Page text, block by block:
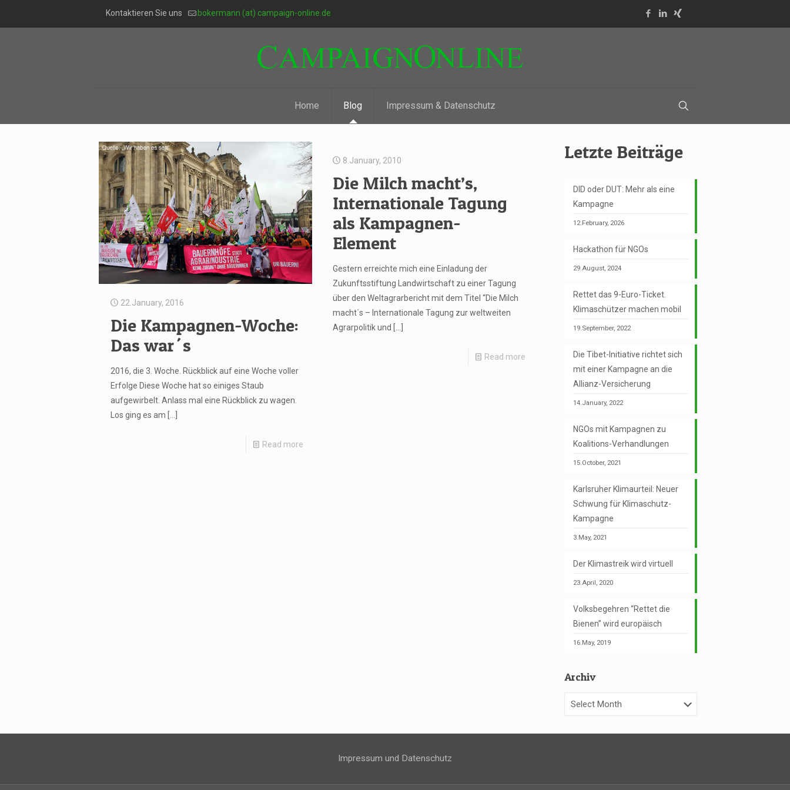
Kontaktieren Sie uns bokermann (at) campaign-online.de
Home Blog Impressum & Datenschutz
22.January, 2016
Die Kampagnen-Woche:
Das war´s
2016, die 3. Woche. Rückblick auf eine Woche voller
Erfolge Diese Woche hat so einiges Staub
aufgewirbelt. Anlass mal eine Rückblick zu wagen.
Los ging es am
Read more
8.January, 2010
Die Milch macht’s,
Internationale Tagung
als Kampagnen-
Element
Gestern erreichte mich eine Einladung der
Zukunftsstiftung Landwirtschaft zu einer Tagung
über den Weltagrarbericht mit dem Titel “Die Milch
macht´s – Internationale Tagung zur weltweiten
Agrarpolitik und
Read more
Letzte Beiträge
DID oder DUT: Mehr als eine
Kampagne
12.February, 2026
Hackathon für NGOs
29.August, 2024
Rettet das 9-Euro-Ticket.
Klimaschützer machen mobil
19.September, 2022
Die Tibet-Initiative richtet sich
mit einer Kampagne an die
Allianz-Versicherung
14.January, 2022
NGOs mit Kampagnen zu
Koalitions-Verhandlungen
15.October, 2021
Karlsruher Klimaurteil: Neuer
Schwung für Klimaschutz-
Kampagne
3.May, 2021
Der Klimastreik wird virtuell
23.April, 2020
Volksbegehren “Rettet die
Bienen” wird europäisch
16.May, 2019
Archiv
Archiv
Impressum und Datenschutz